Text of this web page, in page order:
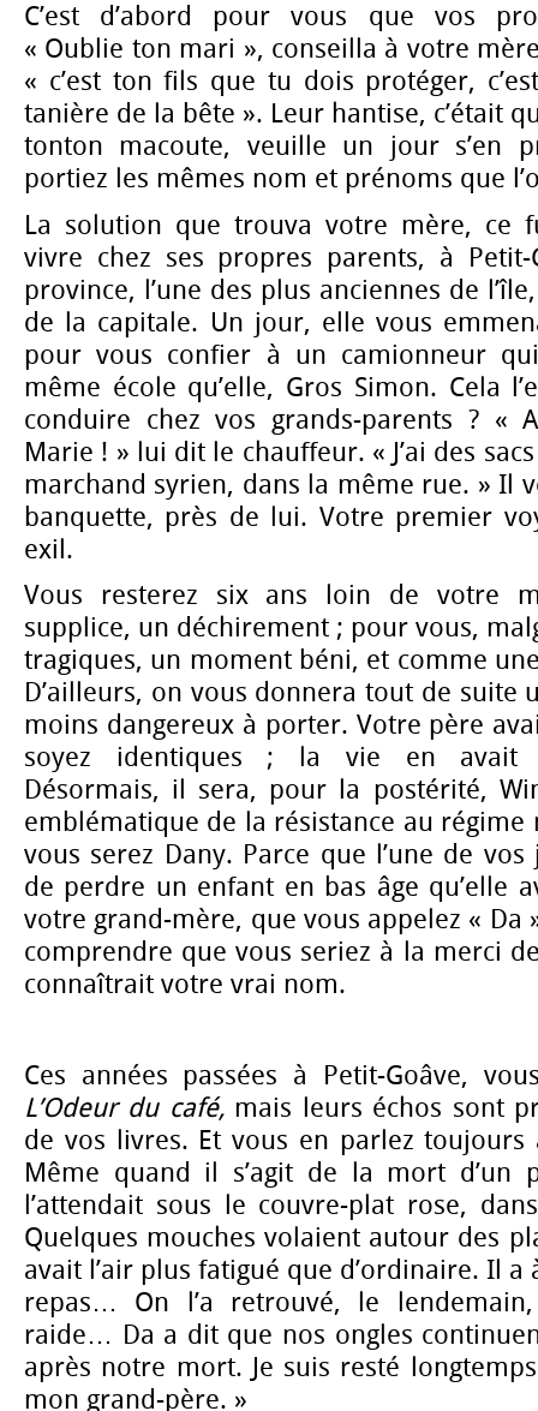
C’est d’abord pour vous que vos
« Oublie ton mari », conseilla à votre
« c’est ton fils que tu dois protéger,
tanière de la bête ». Leur hantise, c’était
tonton macoute, veuille un jour s’en
portiez les mêmes nom et prénoms que
La solution que trouva votre mère, ce
vivre chez ses propres parents, à
province, l’une des plus anciennes de
de la capitale. Un jour, elle vous
pour vous confier à un camionneur
même école qu’elle, Gros Simon. Cela
conduire chez vos grands-parents ? «
Marie ! » lui dit le chauffeur. « J’ai des
marchand syrien, dans la même rue. » Il
banquette, près de lui. Votre premier
exil.
Vous resterez six ans loin de votre
supplice, un déchirement ; pour vous,
tragiques, un moment béni, et comme
D’ailleurs, on vous donnera tout de suite
moins dangereux à porter. Votre père
soyez identiques ; la vie en avait
Désormais, il sera, pour la postérité,
emblématique de la résistance au
vous serez Dany. Parce que l’une de
de perdre un enfant en bas âge qu’elle
votre grand-mère, que vous appelez « Da
comprendre que vous seriez à la merci
connaîtrait votre vrai nom.
Ces années passées à Petit-Goâve,
L’Odeur du café,mais leurs échos sont
de vos livres. Et vous en parlez toujours
Même quand il s’agit de la mort d’un
l’attendait sous le couvre-plat rose,
Quelques mouches volaient autour des
avait l’air plus fatigué que d’ordinaire. Il a
repas… On l’a retrouvé, le
raide… Da a dit que nos ongles
après notre mort. Je suis resté
mon grand-père. »